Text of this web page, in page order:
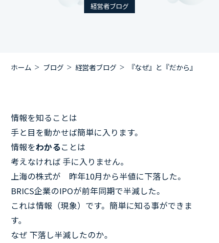
経営者ブログ
ホーム ブログ 経営者ブログ 『なぜ』と『だから』
情報を知ることは
手と目を動かせば簡単に入ります。
情報をわかることは
考えなければ 手に入りません。
上海の株式が 昨年10月から半値に下落した。
BRICS企業のIPOが前年同期で半減した。
これは情報（現象）です。簡単に知る事ができま
す。
なぜ 下落し半減したのか。